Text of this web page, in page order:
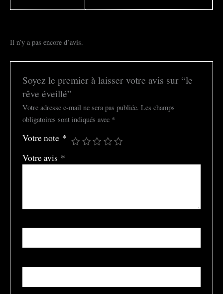
Il n’y a pas encore d’avis.
Soyez le premier à laisser votre avis sur “le
rêve éveillé”
Votre adresse e-mail ne sera pas publiée. Les champs
obligatoires sont indiqués avec *
Votre note *
Votre avis *